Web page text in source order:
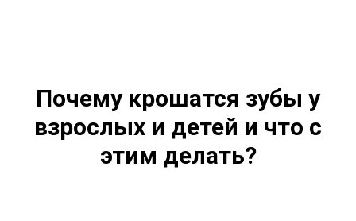
Почему крошатся зубы у
взрослых и детей и что с
этим делать?